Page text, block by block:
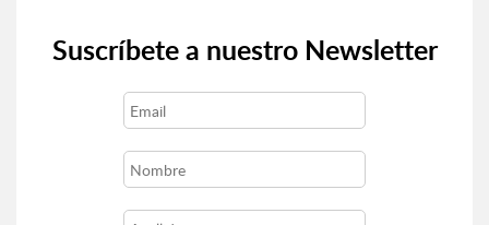
Suscríbete a nuestro Newsletter